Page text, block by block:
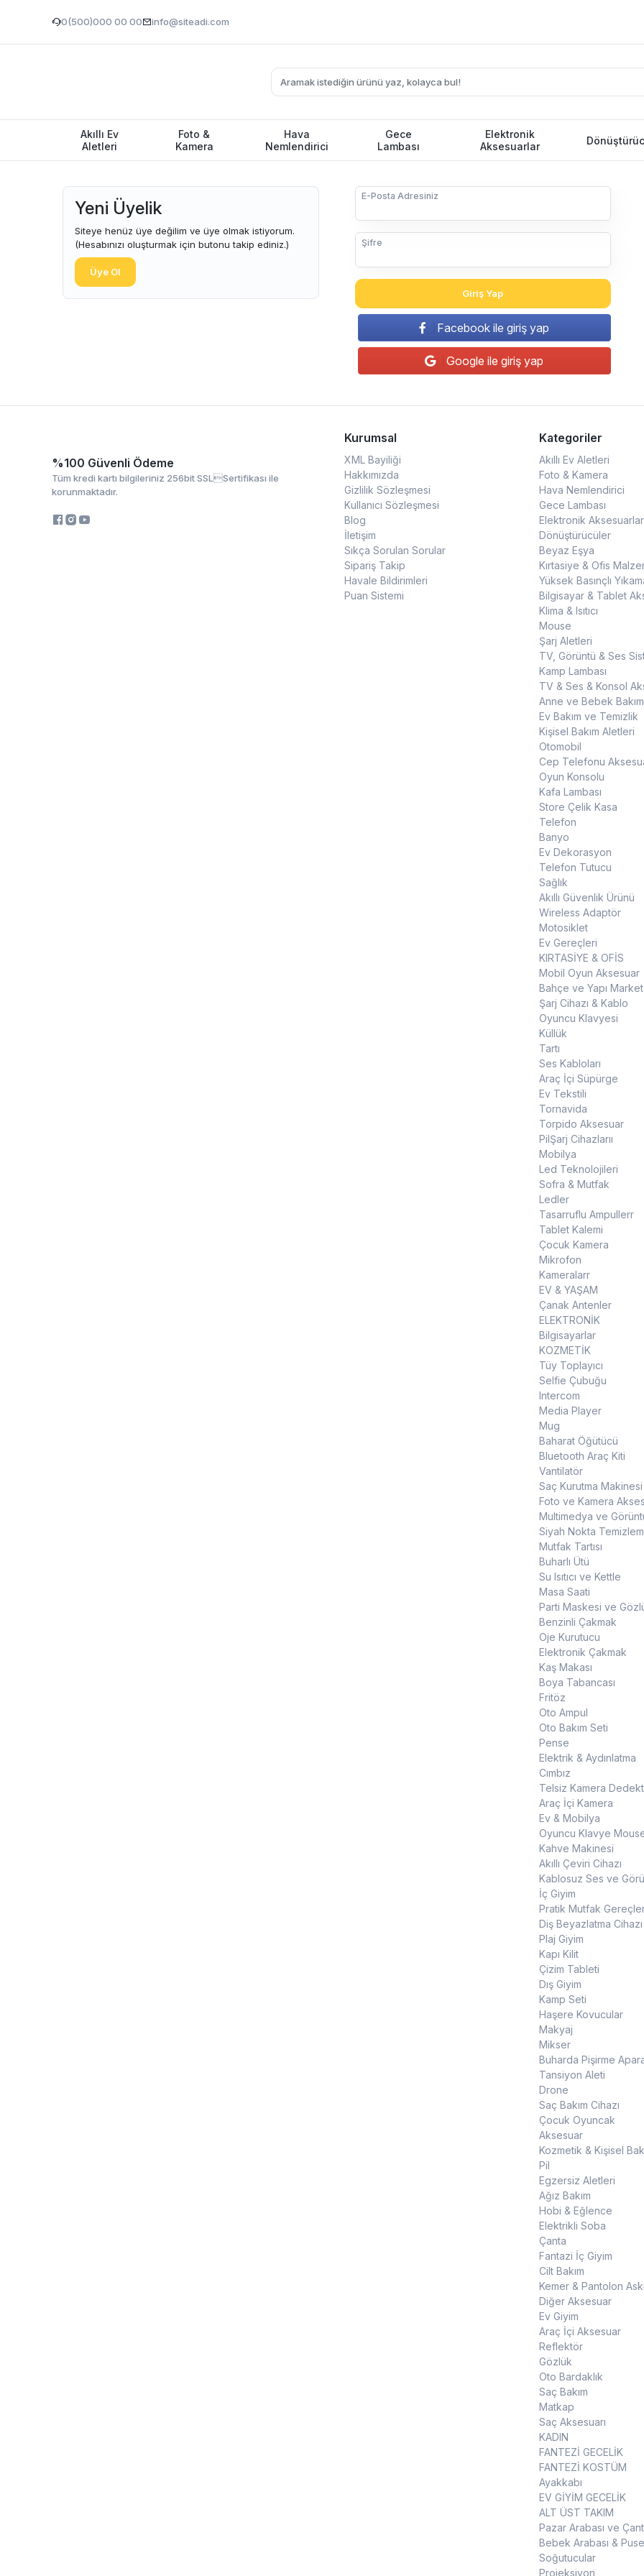
0(500)000 00 00 info@siteadi.com
Akıllı Ev
Aletleri
Foto &
Kamera
Hava
Nemlendirici
Gece
Lambası
Elektronik
Aksesuarlar
Yeni Üyelik
Siteye henüz üye değilim ve üye olmak istiyorum.
(Hesabınızı oluşturmak için butonu takip ediniz.)
Üye Ol
E-Posta Adresiniz
Şifre
Giriş Yap
Facebook ile giriş yap
Google ile giriş yap
%100 Güvenli Ödeme
Tüm kredi kartı bilgileriniz 256bit SSLSertifikası ile
korunmaktadır.
Kurumsal
XML Bayiliği
Hakkımızda
Gizlilik Sözleşmesi
Kullanıcı Sözleşmesi
Blog
İletişim
Sıkça Sorulan Sorular
Sipariş Takip
Havale Bildirimleri
Puan Sistemi
Kategoriler
Akıllı Ev Aletleri
Foto & Kamera
Hava Nemlendirici
Gece Lambası
Elektronik Aksesuarlar
Dönüştürücüler
Beyaz Eşya
Kırtasiye & Ofis
Yüksek Basınçlı
Bilgisayar & Tablet
Klima & Isıtıcı
Mouse
Şarj Aletleri
TV, Görüntü & Ses
Kamp Lambası
TV & Ses & Konsol
Anne ve Bebek Bakım
Ev Bakım ve Temizlik
Kişisel Bakım Aletleri
Otomobil
Cep Telefonu
Oyun Konsolu
Kafa Lambası
Store Çelik Kasa
Telefon
Banyo
Ev Dekorasyon
Telefon Tutucu
Sağlık
Akıllı Güvenlik Ürünü
Wireless Adaptör
Motosiklet
Ev Gereçleri
KIRTASİYE & OFİS
Mobil Oyun Aksesuar
Bahçe ve Yapı Market
Şarj Cihazı & Kablo
Oyuncu Klavyesi
Küllük
Tartı
Ses Kabloları
Araç İçi Süpürge
Ev Tekstili
Tornavida
Torpido Aksesuar
PilŞarj Cihazlarıı
Mobilya
Led Teknolojileri
Sofra & Mutfak
Ledler
Tasarruflu Ampullerr
Tablet Kalemi
Çocuk Kamera
Mikrofon
Kameralarr
EV & YAŞAM
Çanak Antenler
ELEKTRONİK
Bilgisayarlar
KOZMETİK
Tüy Toplayıcı
Selfie Çubuğu
Intercom
Media Player
Mug
Baharat Öğütücü
Bluetooth Araç Kiti
Vantilatör
Saç Kurutma Makinesi
Foto ve Kamera
Multimedya ve
Siyah Nokta
Mutfak Tartısı
Buharlı Ütü
Su Isıtıcı ve Kettle
Masa Saati
Parti Maskesi ve
Benzinli Çakmak
Oje Kurutucu
Elektronik Çakmak
Kaş Makası
Boya Tabancası
Fritöz
Oto Ampul
Oto Bakım Seti
Pense
Elektrik & Aydınlatma
Cımbız
Telsiz Kamera
Araç İçi Kamera
Ev & Mobilya
Oyuncu Klavye
Kahve Makinesi
Akıllı Çeviri Cihazı
Kablosuz Ses ve
İç Giyim
Pratik Mutfak
Diş Beyazlatma Cihazı
Plaj Giyim
Kapı Kilit
Çizim Tableti
Dış Giyim
Kamp Seti
Haşere Kovucular
Makyaj
Mikser
Buharda Pişirme
Tansiyon Aleti
Drone
Saç Bakım Cihazı
Çocuk Oyuncak
Aksesuar
Kozmetik & Kişisel
Pil
Egzersiz Aletleri
Ağız Bakım
Hobi & Eğlence
Elektrikli Soba
Çanta
Fantazi İç Giyim
Cilt Bakım
Kemer & Pantolon
Diğer Aksesuar
Ev Giyim
Araç İçi Aksesuar
Reflektör
Gözlük
Oto Bardaklık
Saç Bakım
Matkap
Saç Aksesuarı
KADIN
FANTEZİ GECELİK
FANTEZİ KOSTÜM
Ayakkabı
EV GİYİM GECELİK
ALT ÜST TAKIM
Pazar Arabası ve
Bebek Arabası &
Soğutucular
Projeksiyon